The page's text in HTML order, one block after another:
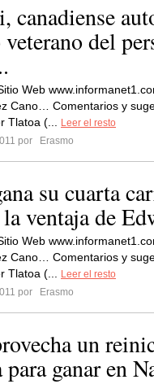
canadiense
del
Web
Cano… Comentarios y
Tlatoa (...
Leer el resto
por
Erasmo
su cuarta
ventaja de
Web
Cano… Comentarios y
Tlatoa (...
Leer el resto
por
Erasmo
un
para ganar en